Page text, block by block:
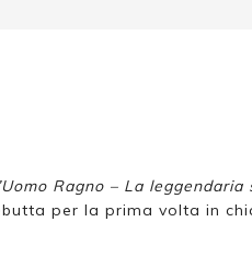
Ragno – La
per la prima volta in